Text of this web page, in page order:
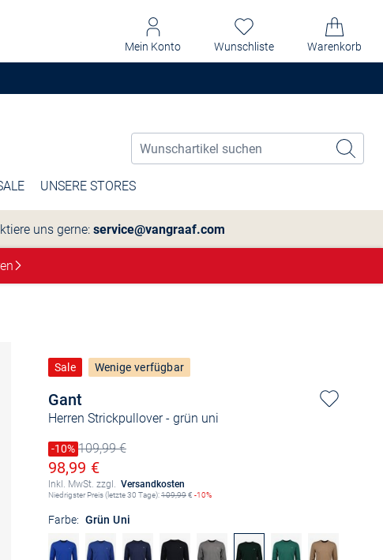
Mein Konto Wunschliste Warenkorb
UNSERE STORES
uns gerne: service@vangraaf.com
Gant
Herren Strickpullover- grün uni
Sale Wenige verfügbar
Preis reduziert um
-10%
Alter Preis109,99 €
Ermäßigter Preis
98,99 €
Inkl. MwSt. zzgl. Versandkosten
Niedrigster Preis (letzte 30 Tage):109,99€ -10%
Farbe: Grün Uni